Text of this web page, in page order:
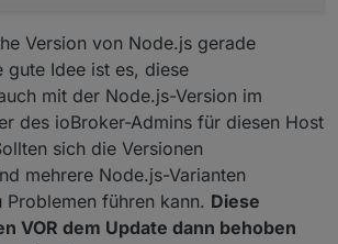
Version von Node.js gerade
gute Idee ist es, diese
mit der Node.js-Version im
des ioBroker-Admins für diesen Host
sich die Versionen
mehrere Node.js-Varianten
führen kann. Diese
VOR dem Update dann behoben